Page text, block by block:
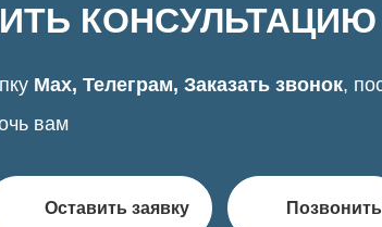
КОНСУЛЬТАЦИЮ
Max, Телеграм, Заказать звонок,
вам
Оставить заявку Позвонить